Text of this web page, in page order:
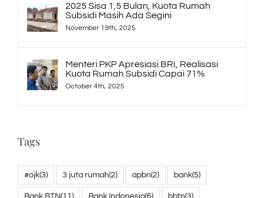
2025 Sisa 1,5 Bulan, Kuota Rumah
Subsidi Masih Ada Segini
November 19th, 2025
Menteri PKP Apresiasi BRI, Realisasi
Kuota Rumah Subsidi Capai 71%
October 4th, 2025
Tags
#ojk(3) 3 juta rumah(2) apbn(2) bank(5)
Bank BTN(11) Bank Indonesia(6) bbtn(3)